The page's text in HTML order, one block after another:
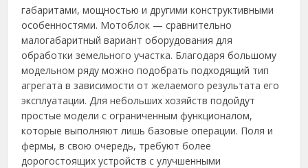
габаритами, мощностью и другими конструктивными
особенностями. Мотоблок — сравнительно
малогабаритный вариант оборудования для
обработки земельного участка. Благодаря большому
модельном ряду можно подобрать подходящий тип
агрегата в зависимости от желаемого результата его
эксплуатации. Для небольших хозяйств подойдут
простые модели с ограниченным функционалом,
которые выполняют лишь базовые операции. Поля и
фермы, в свою очередь, требуют более
дорогостоящих устройств с улучшенными